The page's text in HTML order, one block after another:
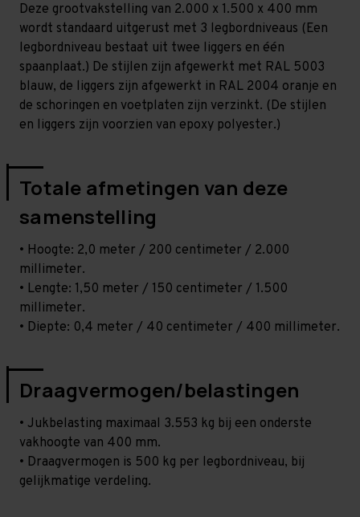
Deze grootvakstelling van 2.000 x 1.500 x 400 mm
wordt standaard uitgerust met 3 legbordniveaus (Een
legbordniveau bestaat uit twee liggers en één
spaanplaat.) De stijlen zijn afgewerkt met RAL 5003
blauw, de liggers zijn afgewerkt in RAL 2004 oranje en
de schoringen en voetplaten zijn verzinkt. (De stijlen
en liggers zijn voorzien van epoxy polyester.)
Totale afmetingen van deze
samenstelling
• Hoogte: 2,0 meter / 200 centimeter / 2.000
millimeter.
• Lengte: 1,50 meter / 150 centimeter / 1.500
millimeter.
• Diepte: 0,4 meter / 40 centimeter / 400 millimeter.
Draagvermogen/belastingen
• Jukbelasting maximaal 3.553 kg bij een onderste
vakhoogte van 400 mm.
• Draagvermogen is 500 kg per legbordniveau, bij
gelijkmatige verdeling.